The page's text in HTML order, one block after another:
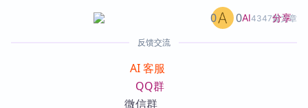
AI4347篇文章
0 0 分享
反馈交流
AI 客服
QQ群
微信群